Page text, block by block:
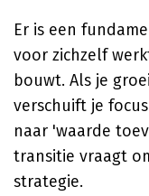
Er is een
voor zichzelf
bouwt. Als je
verschuift je
naar 'waarde
transitie vraagt
strategie.